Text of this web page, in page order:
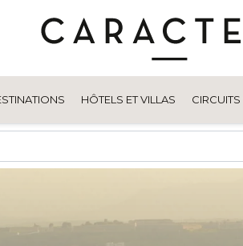
HÔTELS ET VILLAS CIRCUITS